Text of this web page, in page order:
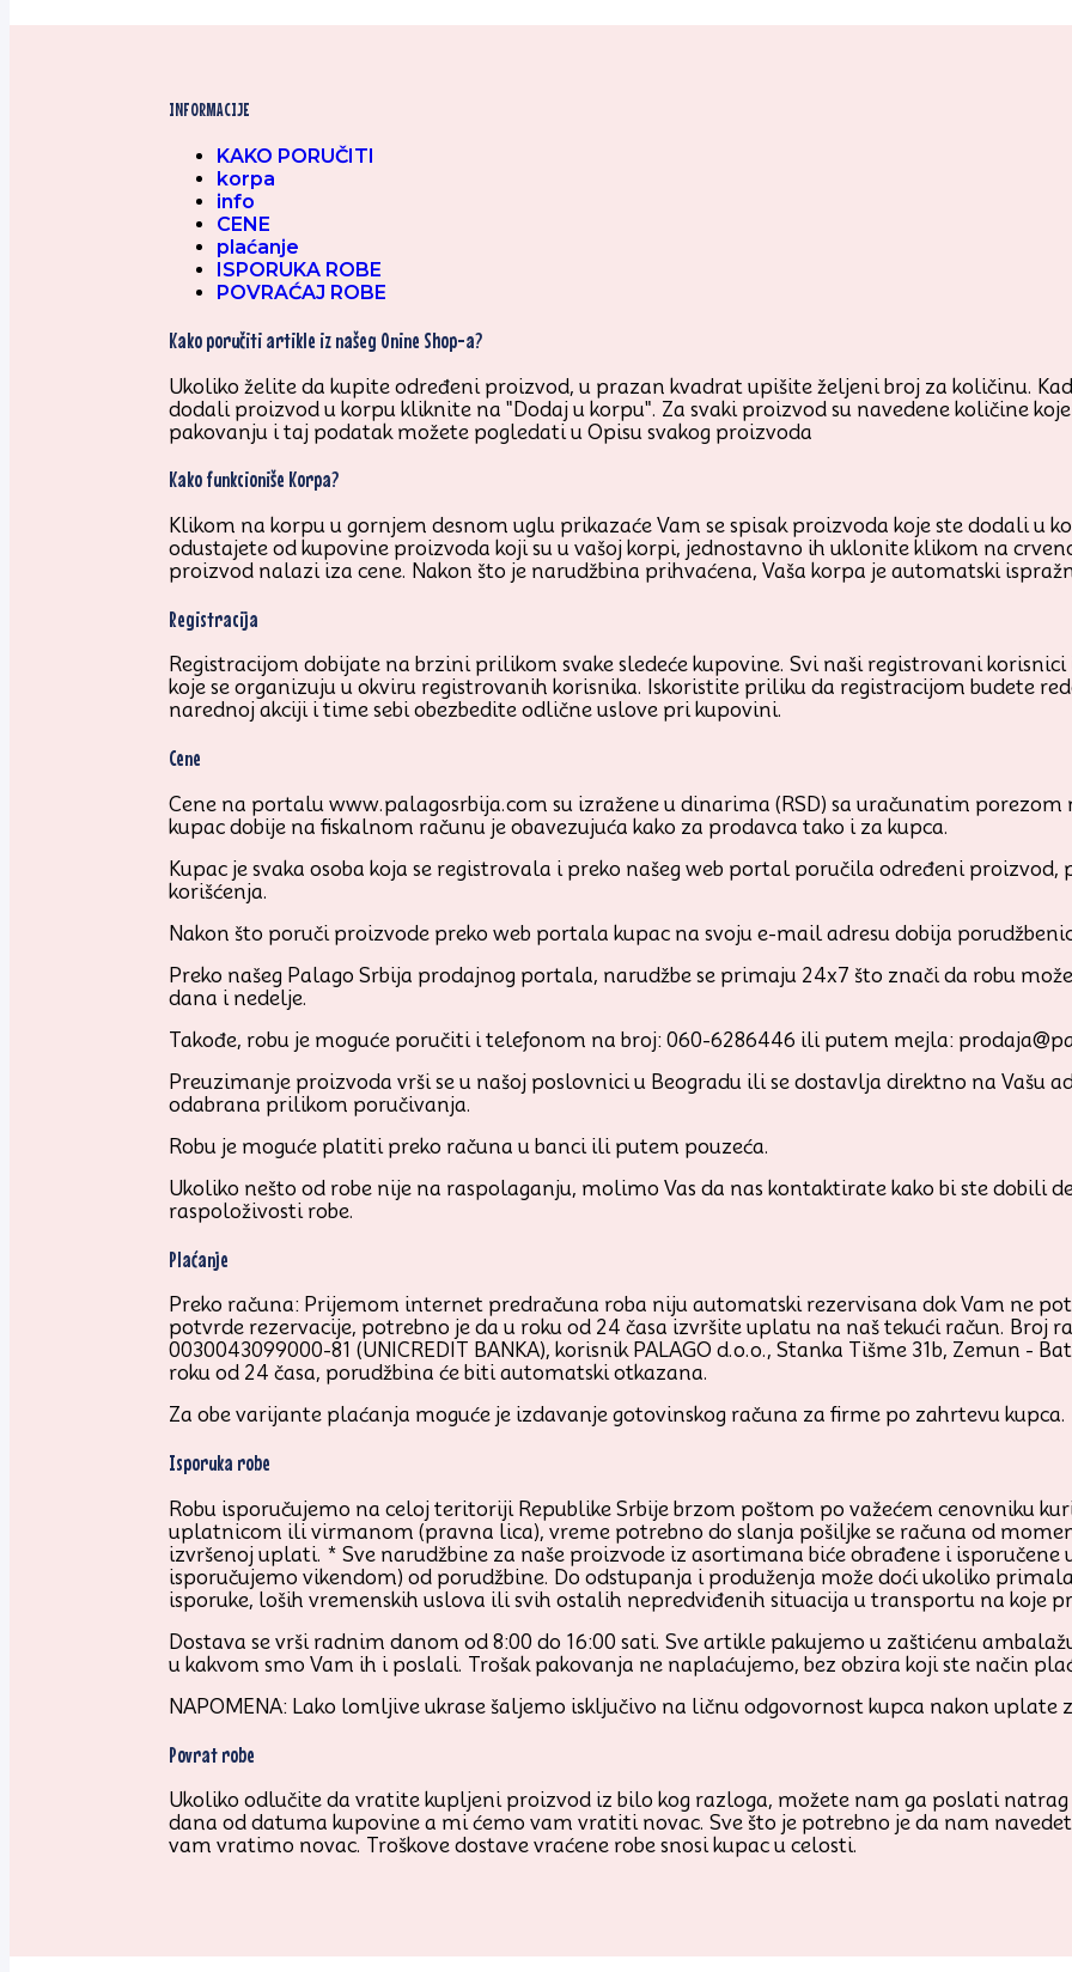
INFORMACIJE
KAKO PORUČITI
korpa
info
CENE
plaćanje
ISPORUKA ROBE
POVRAĆAJ ROBE
Kako poručiti artikle iz našeg Onine Shop-a?
Ukoliko želite da kupite određeni proizvod, u prazan kvadrat upišite željeni broj za količinu.
dodali proizvod u korpu kliknite na "Dodaj u korpu". Za svaki proizvod su navedene količine
pakovanju i taj podatak možete pogledati u Opisu svakog proizvoda
Kako funkcioniše Korpa?
Klikom na korpu u gornjem desnom uglu prikazaće Vam se spisak proizvoda koje ste dodali u
odustajete od kupovine proizvoda koji su u vašoj korpi, jednostavno ih uklonite klikom na
proizvod nalazi iza cene. Nakon što je narudžbina prihvaćena, Vaša korpa je automatski
Registracija
Registracijom dobijate na brzini prilikom svake sledeće kupovine. Svi naši registrovani
koje se organizuju u okviru registrovanih korisnika. Iskoristite priliku da registracijom budete
narednoj akciji i time sebi obezbedite odlične uslove pri kupovini.
Cene
Cene na portalu www.palagosrbija.com su izražene u dinarima (RSD) sa uračunatim porezom
kupac dobije na fiskalnom računu je obavezujuća kako za prodavca tako i za kupca.
Kupac je svaka osoba koja se registrovala i preko našeg web portal poručila određeni
korišćenja.
Nakon što poruči proizvode preko web portala kupac na svoju e-mail adresu dobija
Preko našeg Palago Srbija prodajnog portala, narudžbe se primaju 24x7 što znači da robu
dana i nedelje.
Takođe, robu je moguće poručiti i telefonom na broj: 060-6286446 ili putem mejla:
Preuzimanje proizvoda vrši se u našoj poslovnici u Beogradu ili se dostavlja direktno na Vašu
odabrana prilikom poručivanja.
Robu je moguće platiti preko računa u banci ili putem pouzeća.
Ukoliko nešto od robe nije na raspolaganju, molimo Vas da nas kontaktirate kako bi ste dobili
raspoloživosti robe.
Plaćanje
Preko računa: Prijemom internet predračuna roba niju automatski rezervisana dok Vam ne
potvrde rezervacije, potrebno je da u roku od 24 časa izvršite uplatu na naš tekući račun. Broj
0030043099000-81 (UNICREDIT BANKA), korisnik PALAGO d.o.o., Stanka Tišme 31b, Zemun -
roku od 24 časa, porudžbina će biti automatski otkazana.
Za obe varijante plaćanja moguće je izdavanje gotovinskog računa za firme po zahrtevu kupca.
Isporuka robe
Robu isporučujemo na celoj teritoriji Republike Srbije brzom poštom po važećem cenovniku
uplatnicom ili virmanom (pravna lica), vreme potrebno do slanja pošiljke se računa od
izvršenoj uplati. * Sve narudžbine za naše proizvode iz asortimana biće obrađene i isporučene
isporučujemo vikendom) od porudžbine. Do odstupanja i produženja može doći ukoliko
isporuke, loših vremenskih uslova ili svih ostalih nepredviđenih situacija u transportu na koje
Dostava se vrši radnim danom od 8:00 do 16:00 sati. Sve artikle pakujemo u zaštićenu
u kakvom smo Vam ih i poslali. Trošak pakovanja ne naplaćujemo, bez obzira koji ste način
NAPOMENA: Lako lomljive ukrase šaljemo isključivo na ličnu odgovornost kupca nakon uplate
Povrat robe
Ukoliko odlučite da vratite kupljeni proizvod iz bilo kog razloga, možete nam ga poslati natrag
dana od datuma kupovine a mi ćemo vam vratiti novac. Sve što je potrebno je da nam
vam vratimo novac. Troškove dostave vraćene robe snosi kupac u celosti.